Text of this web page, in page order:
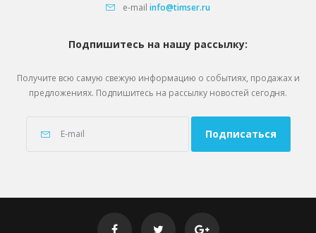
e-mail info@timser.ru
Подпишитесь на нашу рассылку:
Получите всю самую свежую информацию о событиях, продажах и
предложениях. Подпишитесь на рассылку новостей сегодня.
Подписаться